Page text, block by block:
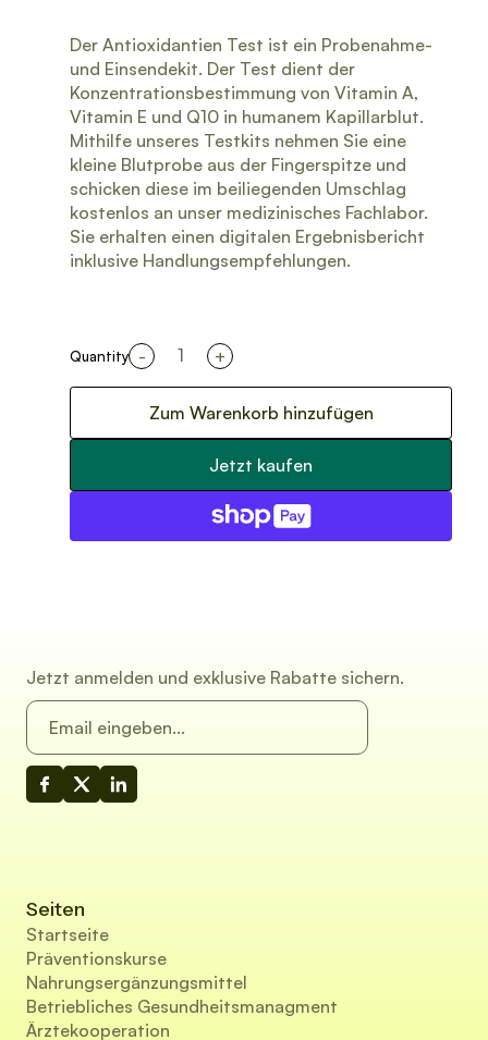
Der Antioxidantien Test ist ein Probenahme-
und Einsendekit. Der Test dient der
Konzentrationsbestimmung von Vitamin A,
Vitamin E und Q10 in humanem Kapillarblut.
Mithilfe unseres Testkits nehmen Sie eine
kleine Blutprobe aus der Fingerspitze und
schicken diese im beiliegenden Umschlag
kostenlos an unser medizinisches Fachlabor.
Sie erhalten einen digitalen Ergebnisbericht
inklusive Handlungsempfehlungen.
Quantity - +
Zum Warenkorb hinzufügen
Jetzt kaufen
Jetzt anmelden und exklusive Rabatte sichern.
Seiten
Startseite
Präventionskurse
Nahrungsergänzungsmittel
Betriebliches Gesundheitsmanagment
Ärztekooperation